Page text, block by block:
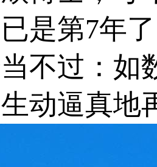
是第7年
不过：如
动逼真地